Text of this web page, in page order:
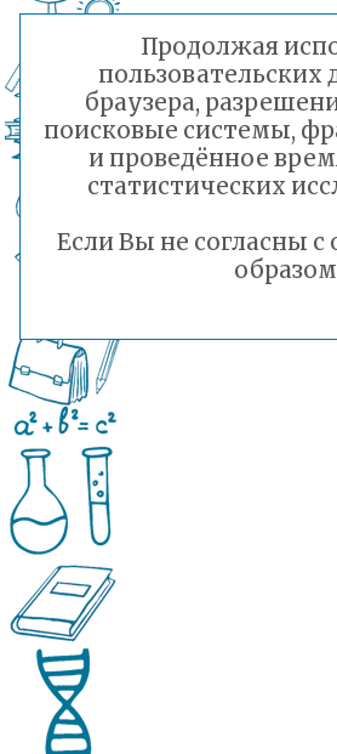
Продолжая
браузера,
поисковые системы,
и проведённое
статистических
Если Вы не согласны